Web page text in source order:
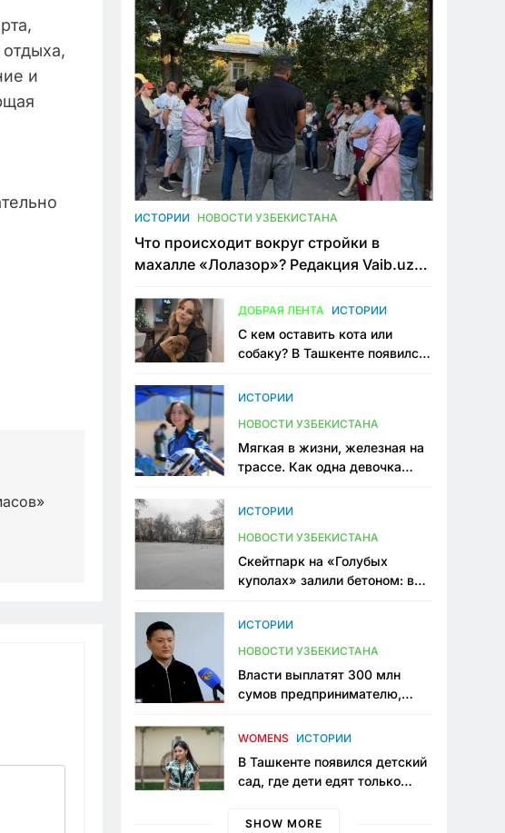
и
ИСТОРИИ НОВОСТИ УЗБЕКИСТАНА
Что происходит вокруг стройки в
махалле «Лолазор»? Редакция Vaib.uz
конфликта
ДОБРАЯ ЛЕНТА ИСТОРИИ
С кем оставить кота или
собаку? В Ташкенте появился
ИСТОРИИ
НОВОСТИ УЗБЕКИСТАНА
Мягкая в жизни, железная на
трассе. Как одна девочка
Узбекистане
ИСТОРИИ
НОВОСТИ УЗБЕКИСТАНА
Скейтпарк на «Голубых
куполах» залили бетоном: в
одно общественное
ИСТОРИИ
НОВОСТИ УЗБЕКИСТАНА
Власти выплатят 300 млн
сумов предпринимателю,
тюрьме по незаконному
WOMENS ИСТОРИИ
В Ташкенте появился детский
сад, где дети едят только
мама, которая устала просить
SHOW MORE